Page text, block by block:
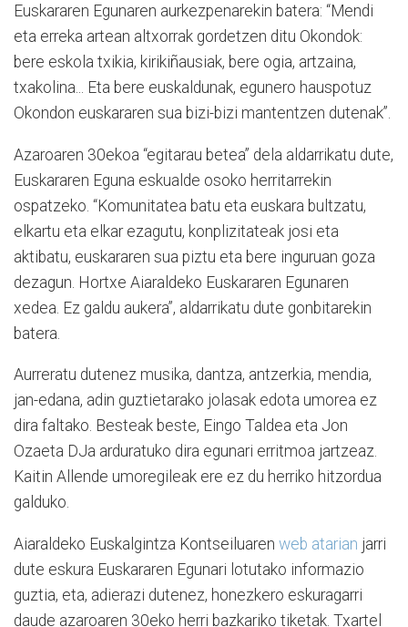
Euskararen Egunaren aurkezpenarekin batera: “Mendi
eta erreka artean altxorrak gordetzen ditu Okondok:
bere eskola txikia, kirikiñausiak, bere ogia, artzaina,
txakolina... Eta bere euskaldunak, egunero hauspotuz
Okondon euskararen sua bizi-bizi mantentzen dutenak”.
Azaroaren 30ekoa “egitarau betea” dela aldarrikatu dute,
Euskararen Eguna eskualde osoko herritarrekin
ospatzeko. “Komunitatea batu eta euskara bultzatu,
elkartu eta elkar ezagutu, konplizitateak josi eta
aktibatu, euskararen sua piztu eta bere inguruan goza
dezagun. Hortxe Aiaraldeko Euskararen Egunaren
xedea. Ez galdu aukera”, aldarrikatu dute gonbitarekin
batera.
Aurreratu dutenez musika, dantza, antzerkia, mendia,
jan-edana, adin guztietarako jolasak edota umorea ez
dira faltako. Besteak beste, Eingo Taldea eta Jon
Ozaeta DJa arduratuko dira egunari erritmoa jartzeaz.
Kaitin Allende umoregileak ere ez du herriko hitzordua
galduko.
Aiaraldeko Euskalgintza Kontseiluaren web atarian jarri
dute eskura Euskararen Egunari lotutako informazio
guztia, eta, adierazi dutenez, honezkero eskuragarri
daude azaroaren 30eko herri bazkariko tiketak. Txartel